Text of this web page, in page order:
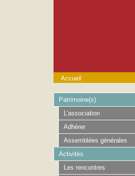
Accueil
Patrimoine(s)
L’association
Adhérer
Assemblées générales
Activités
Les rencontres